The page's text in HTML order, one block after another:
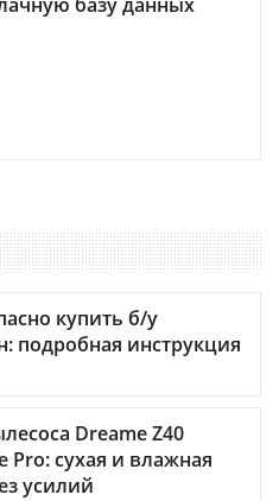
купить б/у
подробная инструкция
Dreame Z40
Pro: сухая и влажная
усилий